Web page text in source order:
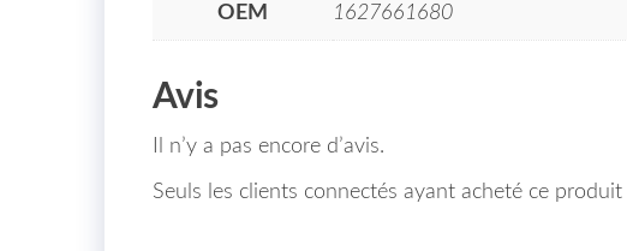
OEM 1627661680
Avis
Il n’y a pas encore d’avis.
Seuls les clients connectés ayant acheté ce